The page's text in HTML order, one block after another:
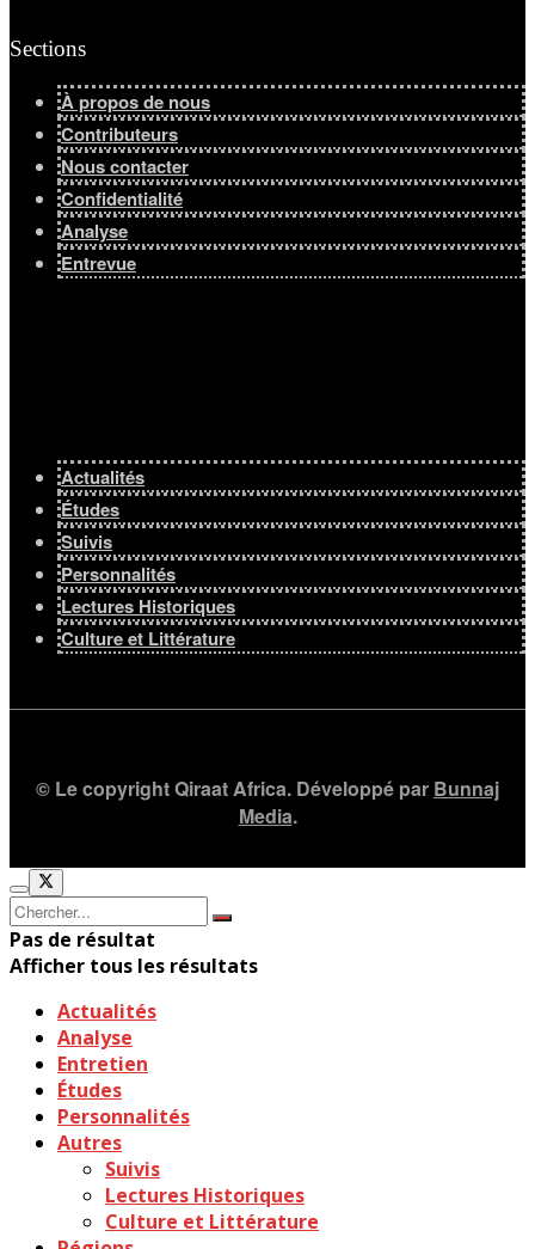
Sections
À propos de nous
Contributeurs
Nous contacter
Confidentialité
Analyse
Entrevue
Actualités
Études
Suivis
Personnalités
Lectures Historiques
Culture et Littérature
© Le copyright Qiraat Africa. Développé par Bunnaj
Media.
Pas de résultat
Afficher tous les résultats
Actualités
Analyse
Entretien
Études
Personnalités
Autres
Suivis
Lectures Historiques
Culture et Littérature